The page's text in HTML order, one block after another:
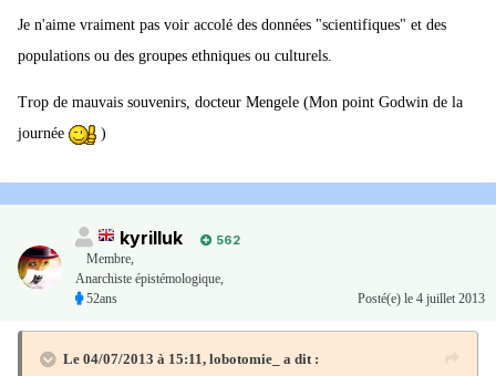
Je n'aime vraiment pas voir accolé des données "scientifiques" et des
populations ou des groupes ethniques ou culturels.
Trop de mauvais souvenirs, docteur Mengele (Mon point Godwin de la
journée
)
kyrilluk
562
Membre,
Anarchiste épistémologique,
52ans
Posté(e) le 4 juillet 2013
Le 04/07/2013 à 15:11, lobotomie_ a dit :